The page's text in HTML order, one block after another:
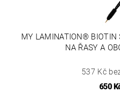
MY LAMINATION® BIOTIN
NA ŘASY A
537 Kč
650